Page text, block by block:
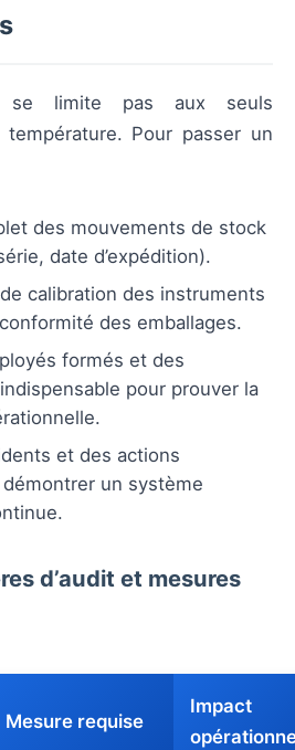
se limite pas aux seuls
Pour passer un
des mouvements de stock
date d’expédition).
calibration des instruments
des emballages.
formés et des
pour prouver la
et des actions
un système
d’audit et mesures
Mesure requise
Impact